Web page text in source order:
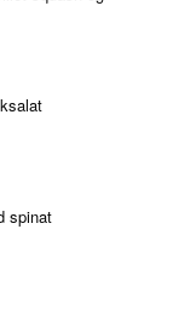
spinat